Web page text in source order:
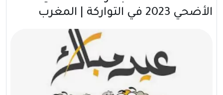
الأضحي 2023 في التواركة | المغرب